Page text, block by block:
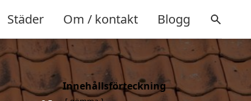
Städer Om / kontakt Blogg
Innehållsförteckning